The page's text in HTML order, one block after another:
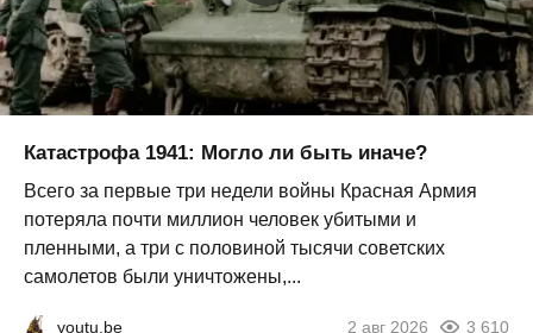
Катастрофа 1941: Могло ли быть иначе?
Всего за первые три недели войны Красная Армия
потеряла почти миллион человек убитыми и
пленными, а три с половиной тысячи советских
самолетов были уничтожены,...
youtu.be 2 авг 2026 3 610